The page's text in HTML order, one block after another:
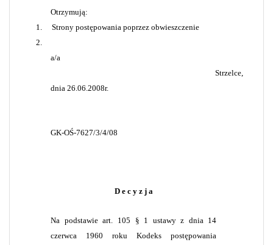
Otrzymują:
1.
Strony postępowania poprzez obwieszczenie
2.
a/a
Strzelce,
dnia 26.06.2008r.
GK-OŚ-7627/3/4/08
D e c y z j a
Na podstawie art. 105 § 1 ustawy z dnia 14
czerwca 1960 roku Kodeks postępowania